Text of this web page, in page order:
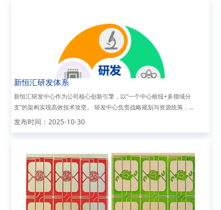
新恒汇研发体系
新恒汇研发中心作为公司核心创新引擎，以“一个中心枢纽+多领域分
支”的架构实现高效技术攻坚。 研发中心负责战略规划与资源统筹，统
一协调产品技术、生产设备、软件系统等专项研发分支机构，形成跨领
发布时间：2025-10-30